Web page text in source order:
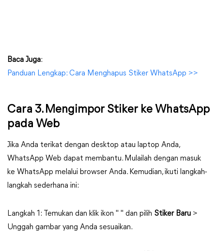
Baca Juga:
Panduan Lengkap: Cara Menghapus Stiker WhatsApp >>
Cara 3. Mengimpor Stiker ke WhatsApp
pada Web
Jika Anda terikat dengan desktop atau laptop Anda,
WhatsApp Web dapat membantu. Mulailah dengan masuk
ke WhatsApp melalui browser Anda. Kemudian, ikuti langkah-
langkah sederhana ini:
Langkah 1: Temukan dan klik ikon " " dan pilih Stiker Baru >
Unggah gambar yang Anda sesuaikan.